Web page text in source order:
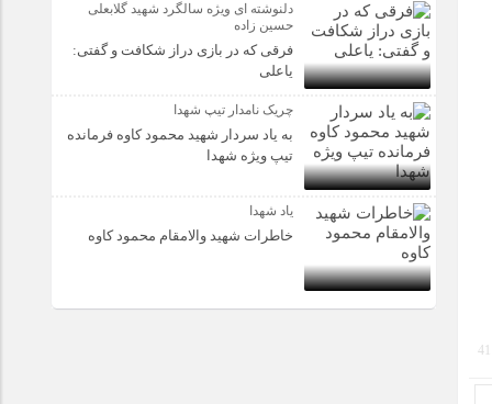
41
دلنوشته ای ویژه سالگرد شهید گلابعلی
حسین زاده
فرقی که در بازی دراز شکافت و گفتی:
یاعلی
چریک نامدار تیپ شهدا
به یاد سردار شهید محمود کاوه فرمانده
تیپ ویژه شهدا
یاد شهدا
خاطرات شهید والامقام محمود کاوه‌